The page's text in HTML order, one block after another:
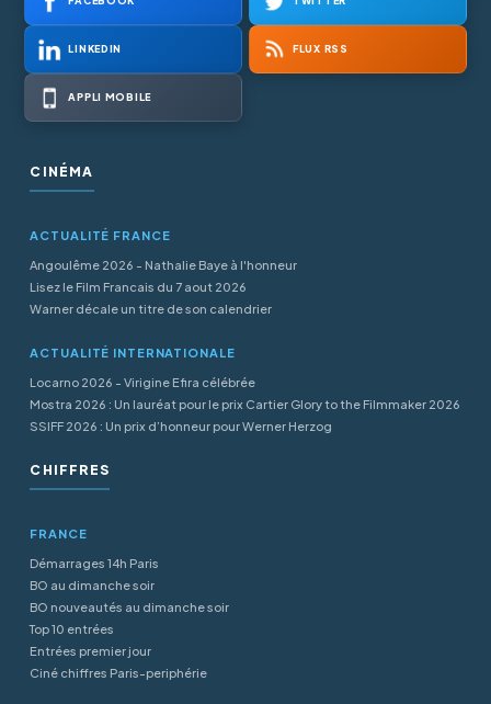
LINKEDIN FLUX RSS
APPLI MOBILE
CINÉMA
ACTUALITÉ FRANCE
Angoulême 2026 - Nathalie Baye à l'honneur
Lisez le Film Francais du 7 aout 2026
Warner décale un titre de son calendrier
ACTUALITÉ INTERNATIONALE
Locarno 2026 - Virigine Efira célébrée
Mostra 2026 : Un lauréat pour le prix Cartier Glory to the Filmmaker 2026
SSIFF 2026 : Un prix d’honneur pour Werner Herzog
CHIFFRES
FRANCE
Démarrages 14h Paris
BO au dimanche soir
BO nouveautés au dimanche soir
Top 10 entrées
Entrées premier jour
Ciné chiffres Paris-periphérie